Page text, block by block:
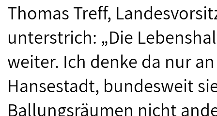
Thomas Treff,
unterstrich: „Die
weiter. Ich denke da nur
Hansestadt, bundesweit
Ballungsräumen nicht